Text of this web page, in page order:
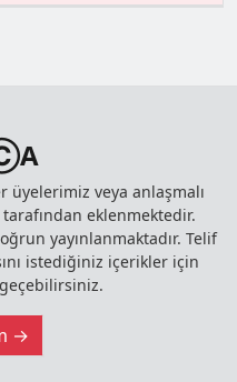
veya anlaşmalı
eklenmektedir.
yayınlanmaktadır. Telif
istediğiniz içerikler için
→